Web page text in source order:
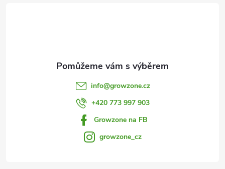
info@growzone.cz
+420 773 997 903
Growzone na FB
growzone_cz